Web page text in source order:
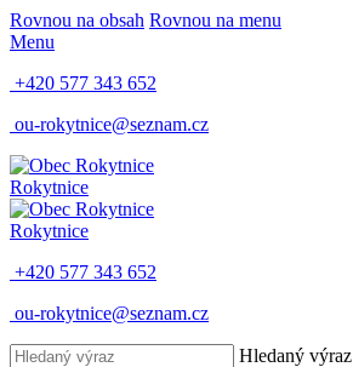
Rovnou na obsah Rovnou na menu
Menu
+420 577 343 652
ou-rokytnice@seznam.cz
Rokytnice
Rokytnice
+420 577 343 652
ou-rokytnice@seznam.cz
Hledaný výraz